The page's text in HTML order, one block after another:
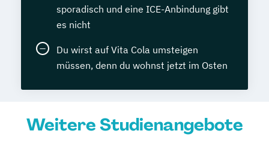
sporadisch und eine ICE-Anbindung gibt
es nicht
Du wirst auf Vita Cola umsteigen
müssen, denn du wohnst jetzt im Osten
Weitere Studienangebote